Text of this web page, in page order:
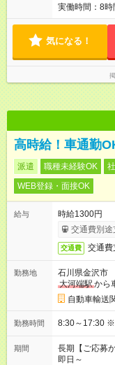
実働時間：8時
気になる！
高時給！車通勤
派遣 職種未経験OK
WEB登録・面接OK
給与
時給1300円
交通費別途
交通費 交通費
勤務地
石川県金沢市
大河端駅から
自動車輸送
勤務時間
期間
長期【ご応募
即日～